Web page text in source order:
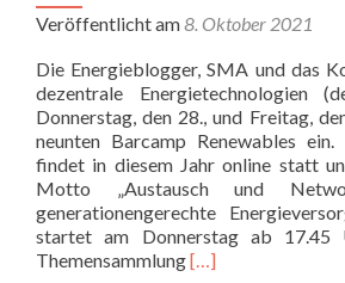
Veröffentlicht am8. Oktober 2021
Die Energieblogger, SMA und das
dezentrale Energietechnologien
Donnerstag, den 28., und Freitag,
neunten Barcamp Renewables
findet in diesem Jahr online statt
Motto „Austausch und
generationengerechte
startet am Donnerstag ab 17.45
ThemensammlungRead
[…]